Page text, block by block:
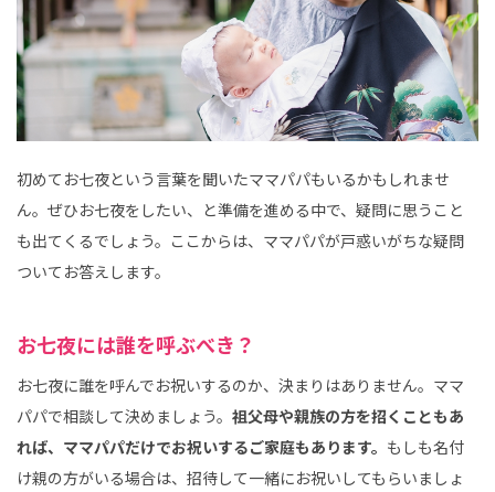
初めてお七夜という言葉を聞いたママパパもいるかもしれませ
ん。ぜひお七夜をしたい、と準備を進める中で、疑問に思うこと
も出てくるでしょう。ここからは、ママパパが戸惑いがちな疑問
ついてお答えします。
お七夜には誰を呼ぶべき？
お七夜に誰を呼んでお祝いするのか、決まりはありません。ママ
パパで相談して決めましょう。 祖父母や親族の方を招くこともあ
れば、ママパパだけでお祝いするご家庭もあります。 もしも名付
け親の方がいる場合は、招待して一緒にお祝いしてもらいましょ